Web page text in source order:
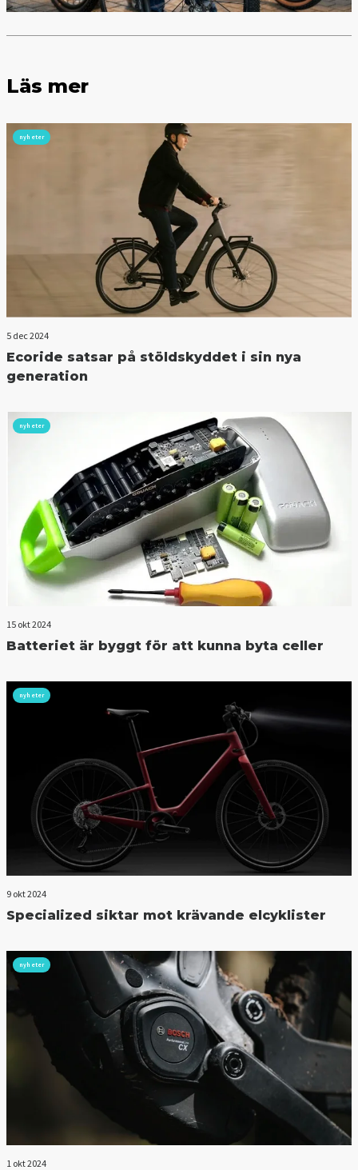
Läs mer
nyheter
5 dec 2024
Ecoride satsar på stöldskyddet i sin nya
generation
nyheter
15 okt 2024
Batteriet är byggt för att kunna byta celler
nyheter
9 okt 2024
Specialized siktar mot krävande elcyklister
nyheter
1 okt 2024